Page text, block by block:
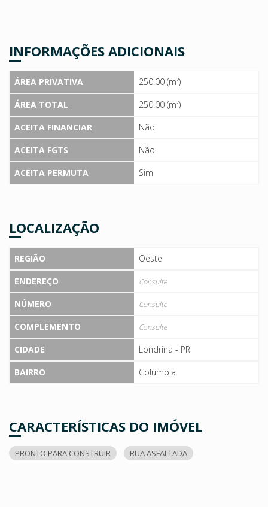
INFORMAÇÕES ADICIONAIS
ÁREA PRIVATIVA
250.00 (m²)
ÁREA TOTAL
250.00 (m²)
ACEITA FINANCIAR
Não
ACEITA FGTS
Não
ACEITA PERMUTA
Sim
LOCALIZAÇÃO
REGIÃO
Oeste
ENDEREÇO
Consulte
NÚMERO Consulte
COMPLEMENTO Consulte
CIDADE
Londrina - PR
BAIRRO
Colúmbia
CARACTERÍSTICAS DO IMÓVEL
PRONTO PARA CONSTRUIR RUA ASFALTADA